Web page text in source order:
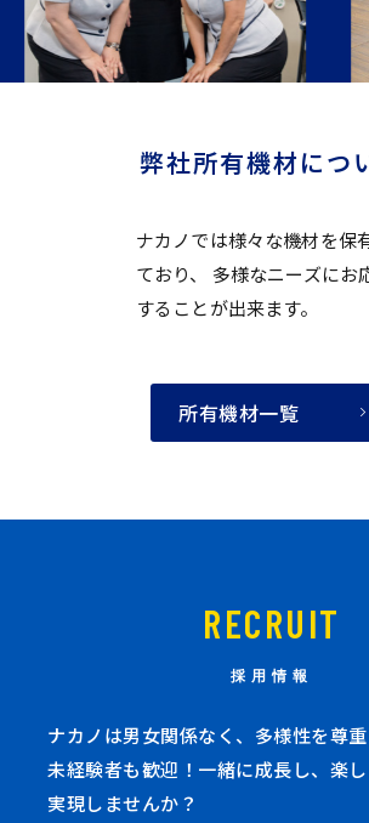
弊社所有機材につ
ナカノでは様々な機材を保
ており、
多様なニーズにお
することが出来ます。
所有機材一覧
RECRUIT
採用情報
ナカノは男女関係なく、多様性を尊重
未経験者も歓迎！一緒に成長し、楽
実現しませんか？